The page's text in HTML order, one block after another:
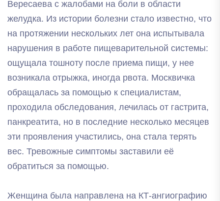
Вересаева с жалобами на боли в области
желудка. Из истории болезни стало известно, что
на протяжении нескольких лет она испытывала
нарушения в работе пищеварительной системы:
ощущала тошноту после приема пищи, у нее
возникала отрыжка, иногда рвота. Москвичка
обращалась за помощью к специалистам,
проходила обследования, лечилась от гастрита,
панкреатита, но в последние несколько месяцев
эти проявления участились, она стала терять
вес. Тревожные симптомы заставили её
обратиться за помощью.
Женщина была направлена на КТ-ангиографию